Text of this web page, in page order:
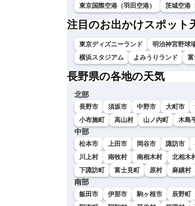
東京国際空港（羽田空港）
茨城空港
注目のお出かけスポット
東京ディズニーランド 明治神宮野球
横浜スタジアム
よみうりランド
長野県の各地の天気
北部
長野市 須坂市 中野市 大町市
小布施町
高山村 山ノ内町 木島
中部
松本市 上田市 岡谷市 諏訪市
川上村
南牧村 南相木村 北相木
下諏訪町
富士見町 原村 麻績村
南部
飯田市 伊那市 駒ヶ根市 辰野町